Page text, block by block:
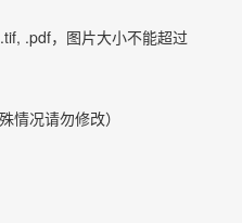
.pdf，图片大小不能超过
情况请勿修改）